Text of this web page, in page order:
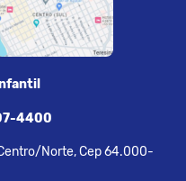
4400
Norte, Cep 64.000-